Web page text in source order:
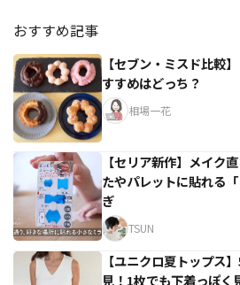
おすすめ記事
【セブン・ミスド比較
すすめはどっち？
相場一花
【セリア新作】メイク
たやパレットに貼れる
ぎ
TSUN
【ユニクロ夏トップス
見！1枚でも下着っぽく